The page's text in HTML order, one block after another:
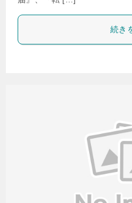
続き